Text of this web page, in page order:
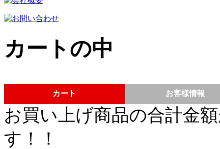
カートの中
カート お客様情報
お買い上げ商品の合計金
す！！